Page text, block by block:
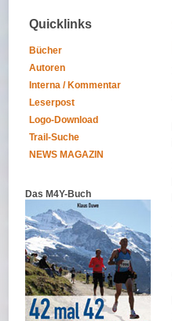
Quicklinks
Bücher
Autoren
Interna / Kommentar
Leserpost
Logo-Download
Trail-Suche
NEWS MAGAZIN
Das M4Y-Buch